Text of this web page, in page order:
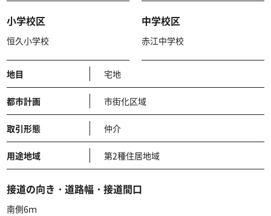
小学校区
恒久小学校
中学校区
赤江中学校
地目 宅地
都市計画 市街化区域
取引形態 仲介
用途地域 第2種住居地域
接道の向き・道路幅・接道間口
南側6ｍ